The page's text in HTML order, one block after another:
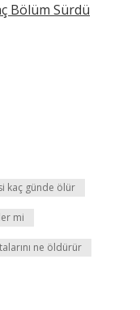
Bölüm Sürdü
kaç günde ölür
mi
ne öldürür